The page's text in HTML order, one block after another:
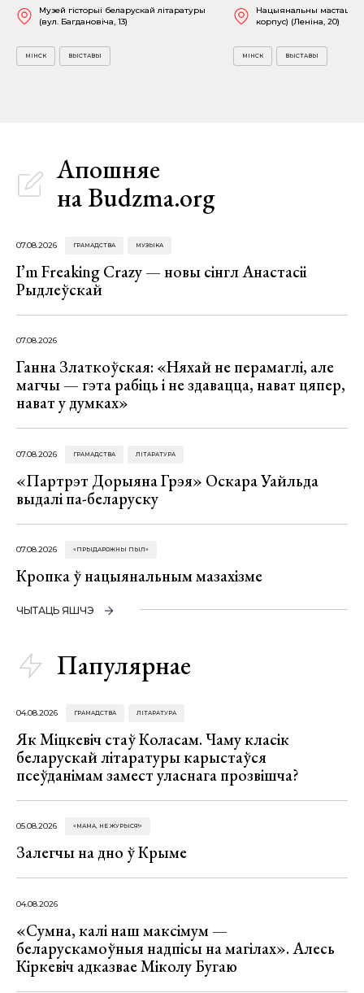
Музей гісторыі беларускай літаратуры
(вул. Багдановіча, 13)
МІНСК ВЫСТАВЫ
Нацыянальны мастацкі
корпус) (Леніна, 20)
МІНСК ВЫСТАВЫ
Апошняе
на Budzma.org
07.08.2026 ГРАМАДСТВА МУЗЫКА
I’m Freaking Crazy — новы сінгл Анастасіі
Рыдлеўскай
07.08.2026
Ганна Златкоўская: «Няхай не перамаглі, але
магчы — гэта рабіць і не здавацца, нават цяпер,
нават у думках»
07.08.2026 ГРАМАДСТВА ЛІТАРАТУРА
«Партрэт Дорыяна Грэя» Оскара Уайльда
выдалі па-беларуску
07.08.2026 «ПРЫДАРОЖНЫ ПЫЛ»
Кропка ў нацыянальным мазахізме
ЧЫТАЦЬ ЯШЧЭ
Папулярнае
04.08.2026 ГРАМАДСТВА ЛІТАРАТУРА
Як Міцкевіч стаў Коласам. Чаму класік
беларускай літаратуры карыстаўся
псеўданімам замест уласнага прозвішча?
05.08.2026 «МАМА, НЕ ЖУРЫСЯ!»
Залегчы на дно ў Крыме
04.08.2026
«Сумна, калі наш максімум —
беларускамоўныя надпісы на магілах». Алесь
Кіркевіч адказвае Міколу Бугаю